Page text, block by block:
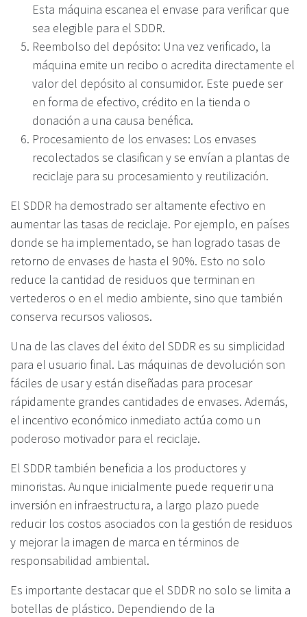
Esta máquina escanea el envase para verificar que
sea elegible para el SDDR.
Reembolso del depósito: Una vez verificado, la
máquina emite un recibo o acredita directamente el
valor del depósito al consumidor. Este puede ser
en forma de efectivo, crédito en la tienda o
donación a una causa benéfica.
Procesamiento de los envases: Los envases
recolectados se clasifican y se envían a plantas de
reciclaje para su procesamiento y reutilización.
El SDDR ha demostrado ser altamente efectivo en
aumentar las tasas de reciclaje. Por ejemplo, en países
donde se ha implementado, se han logrado tasas de
retorno de envases de hasta el 90%. Esto no solo
reduce la cantidad de residuos que terminan en
vertederos o en el medio ambiente, sino que también
conserva recursos valiosos.
Una de las claves del éxito del SDDR es su simplicidad
para el usuario final. Las máquinas de devolución son
fáciles de usar y están diseñadas para procesar
rápidamente grandes cantidades de envases. Además,
el incentivo económico inmediato actúa como un
poderoso motivador para el reciclaje.
El SDDR también beneficia a los productores y
minoristas. Aunque inicialmente puede requerir una
inversión en infraestructura, a largo plazo puede
reducir los costos asociados con la gestión de residuos
y mejorar la imagen de marca en términos de
responsabilidad ambiental.
Es importante destacar que el SDDR no solo se limita a
botellas de plástico. Dependiendo de la